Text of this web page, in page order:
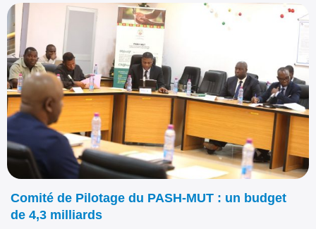
Comité de Pilotage du PASH-MUT : un budget
de 4,3 milliards